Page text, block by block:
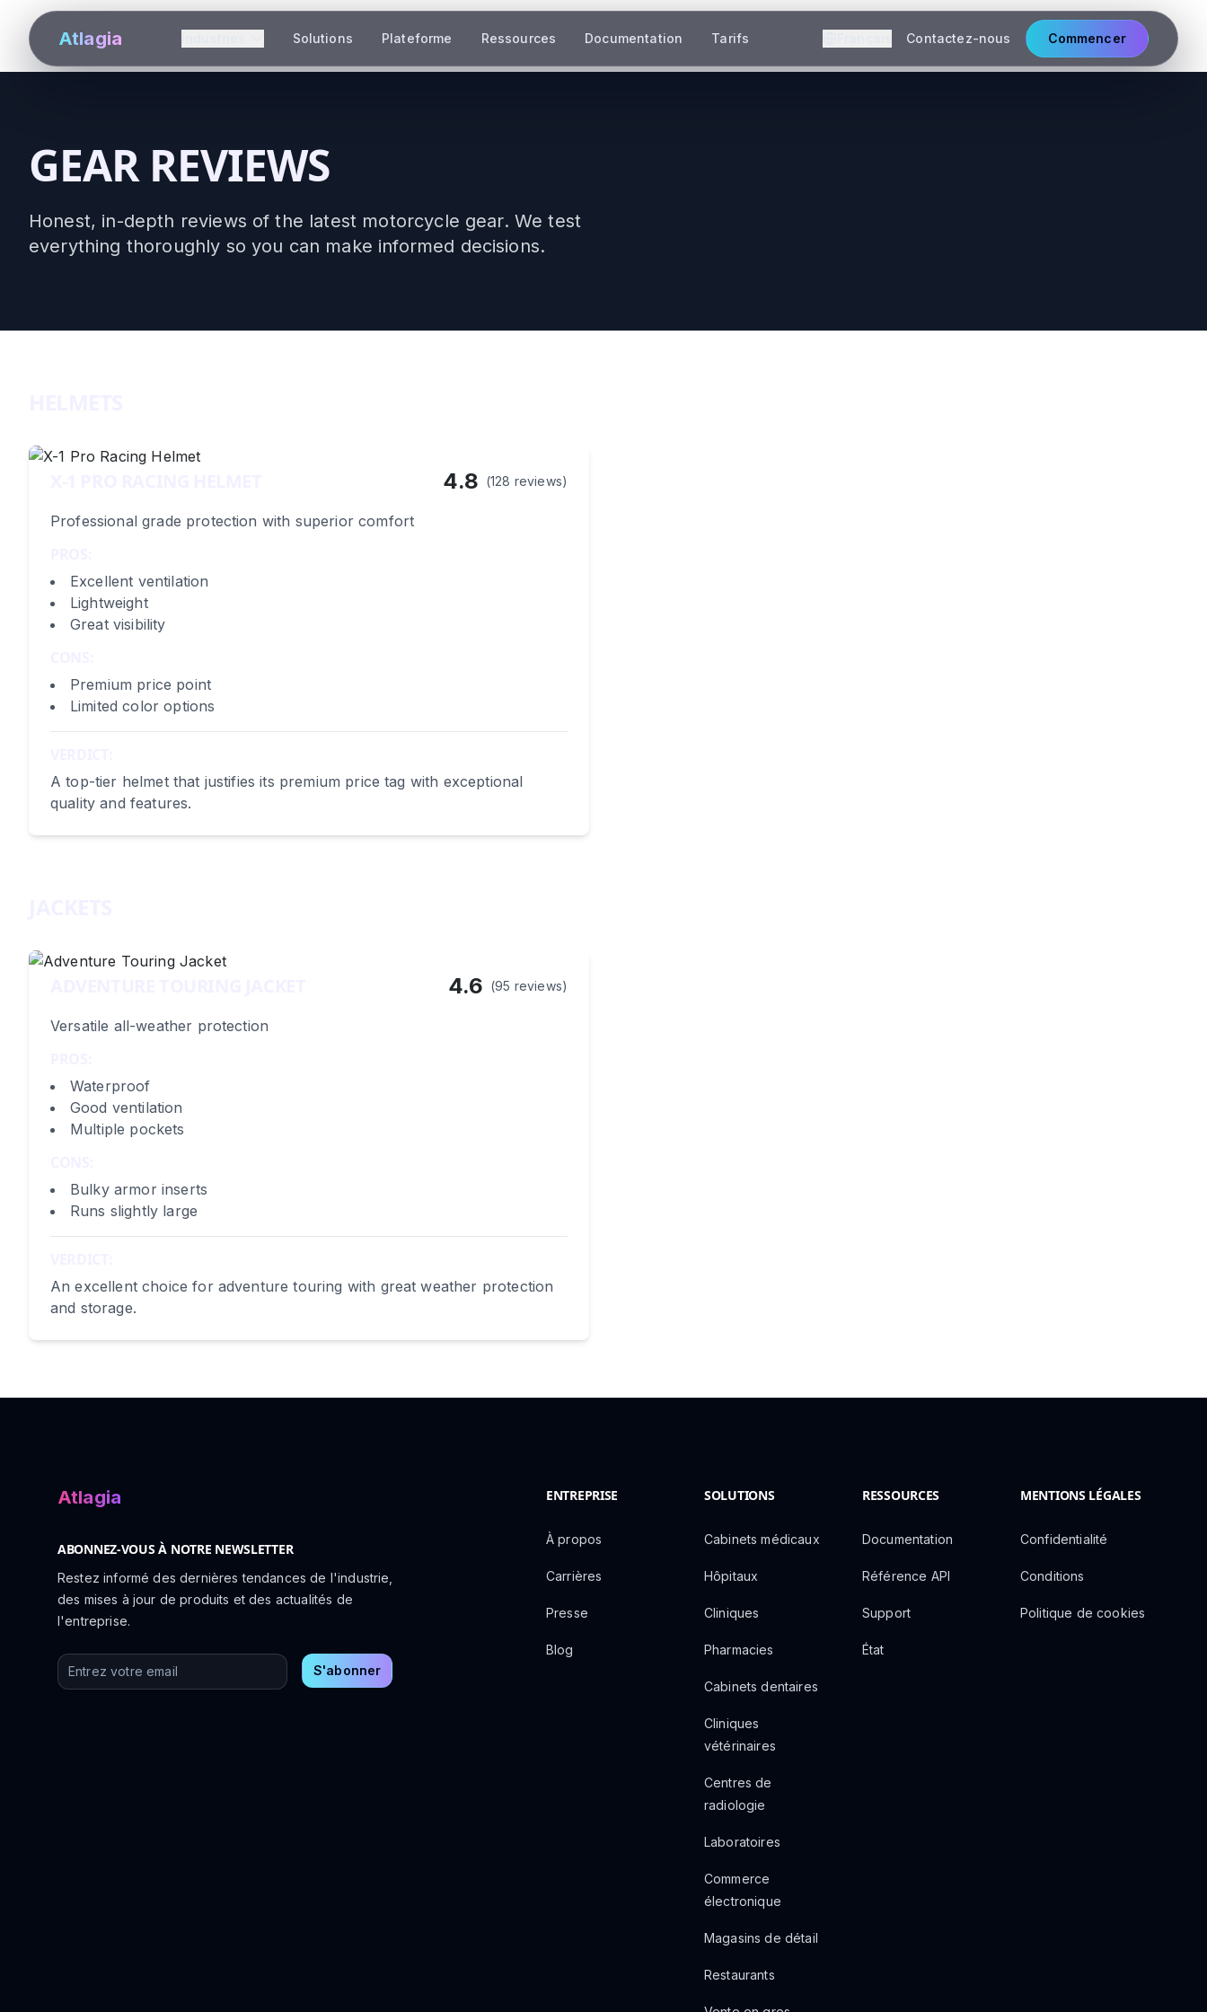
Atlagia Solutions Plateforme Ressources Documentation Tarifs Contactez-nous Commencer
GEAR REVIEWS
Honest, in-depth reviews of the latest motorcycle gear. We test
everything thoroughly so you can make informed decisions.
4.8 (128 reviews)
Professional grade protection with superior comfort
Excellent ventilation
Lightweight
Great visibility
Premium price point
Limited color options
A top-tier helmet that justifies its premium price tag with exceptional
quality and features.
4.6 (95 reviews)
Versatile all-weather protection
Waterproof
Good ventilation
Multiple pockets
Bulky armor inserts
Runs slightly large
An excellent choice for adventure touring with great weather protection
and storage.
Atlagia
ABONNEZ-VOUS À NOTRE NEWSLETTER
Restez informé des dernières tendances de l'industrie,
des mises à jour de produits et des actualités de
l'entreprise.
Entrez votre email S'abonner
ENTREPRISE
À propos
Carrières
Presse
Blog
SOLUTIONS
Cabinets médicaux
Hôpitaux
Cliniques
Pharmacies
Cabinets dentaires
Cliniques
vétérinaires
Centres de
radiologie
Laboratoires
Commerce
électronique
Magasins de détail
Restaurants
RESSOURCES
Documentation
Référence API
Support
État
MENTIONS LÉGALES
Confidentialité
Conditions
Politique de cookies